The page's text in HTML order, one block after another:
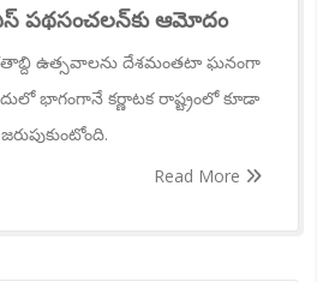
పథసంచలన్‌కు ఆమోదం
ఉత్సవాలను దేశమంతటా ఘనంగా
భాగంగానే కర్ణాటక రాష్ట్రంలో కూడా
Read More